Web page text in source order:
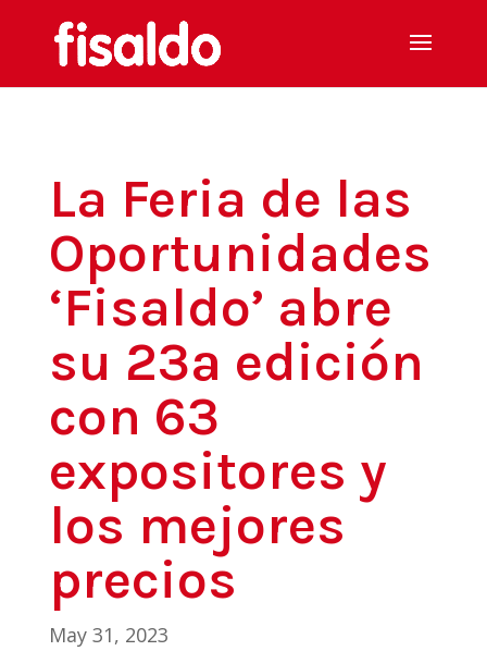
La Feria de las
Oportunidades
‘Fisaldo’ abre
su 23ª edición
con 63
expositores y
los mejores
precios
May 31, 2023